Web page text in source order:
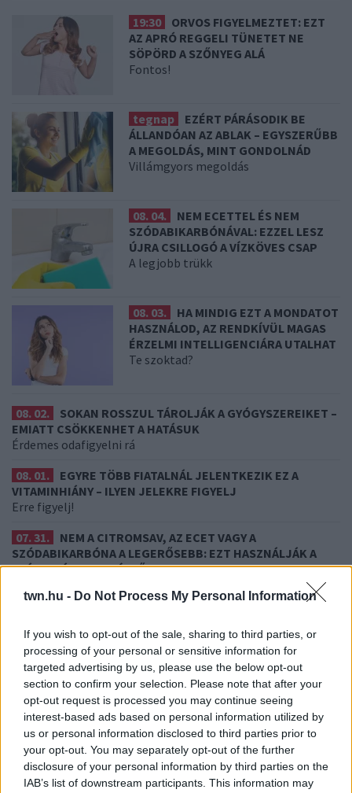
twn.hu - Do Not Process My Personal Information
If you wish to opt-out of the sale, sharing to third parties, or
processing of your personal or sensitive information for
targeted advertising by us, please use the below opt-out
section to confirm your selection. Please note that after your
opt-out request is processed you may continue seeing
interest-based ads based on personal information utilized by
us or personal information disclosed to third parties prior to
your opt-out. You may separately opt-out of the further
disclosure of your personal information by third parties on the
IAB’s list of downstream participants. This information may
19:30
ORVOS FIGYELMEZTET: EZT
AZ APRÓ REGGELI TÜNETET NE
SÖPÖRD A SZŐNYEG ALÁ
Fontos!
tegnap
EZÉRT PÁRÁSODIK BE
ÁLLANDÓAN AZ ABLAK – EGYSZERŰBB
A MEGOLDÁS, MINT GONDOLNÁD
Villámgyors megoldás
08. 04.
NEM ECETTEL ÉS NEM
SZÓDABIKARBÓNÁVAL: EZZEL LESZ
ÚJRA CSILLOGÓ A VÍZKÖVES CSAP
A legjobb trükk
08. 03.
HA MINDIG EZT A MONDATOT
HASZNÁLOD, AZ RENDKÍVÜL MAGAS
ÉRZELMI INTELLIGENCIÁRA UTALHAT
Te szoktad?
08. 02.
SOKAN ROSSZUL TÁROLJÁK A GYÓGYSZEREIKET –
EMIATT CSÖKKENHET A HATÁSUK
Érdemes odafigyelni rá
08. 01.
EGYRE TÖBB FIATALNÁL JELENTKEZIK EZ A
VITAMINHIÁNY – ILYEN JELEKRE FIGYELJ
Erre figyelj!
07. 31.
NEM A CITROMSAV, AZ ECET VAGY A
SZÓDABIKARBÓNA A LEGERŐSEBB: EZT HASZNÁLJÁK A
SZÁLLODÁKBAN A VÍZKŐ ELLEN
ÉS SOKKAL FINOMABB LESZ A FŐTT KRUMPLI
Titkos hozzávaló
24 ÓRA TOVÁBBI HÍREI
24 óra